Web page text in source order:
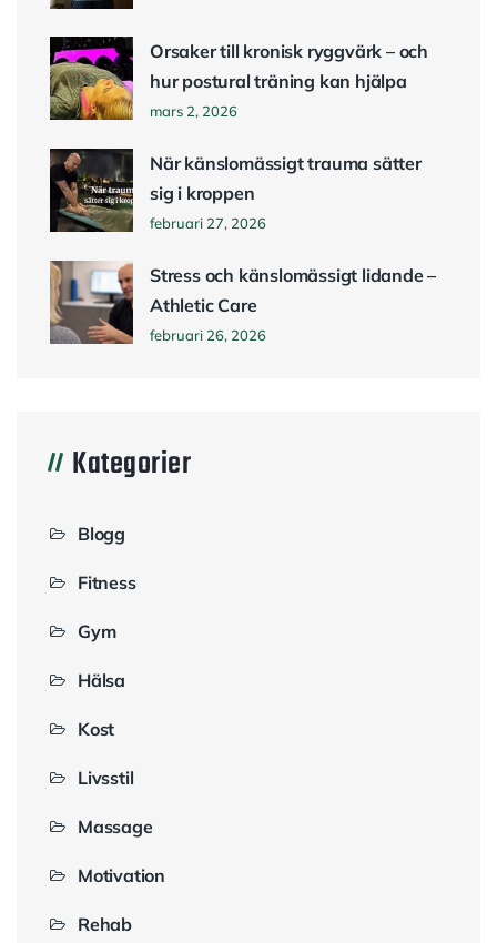
Orsaker till kronisk ryggvärk – och
hur postural träning kan hjälpa
mars 2, 2026
När känslomässigt trauma sätter
sig i kroppen
februari 27, 2026
Stress och känslomässigt lidande –
Athletic Care
februari 26, 2026
Kategorier
Blogg
Fitness
Gym
Hälsa
Kost
Livsstil
Massage
Motivation
Rehab